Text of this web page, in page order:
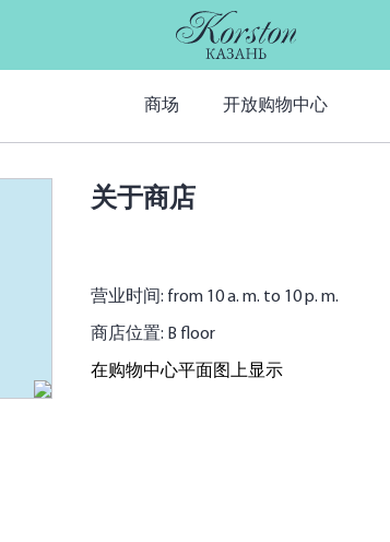
商场 开放购物中心
关于商店
营业时间: from 10 a. m. to 10 p. m.
商店位置: B floor
在购物中心平面图上显示